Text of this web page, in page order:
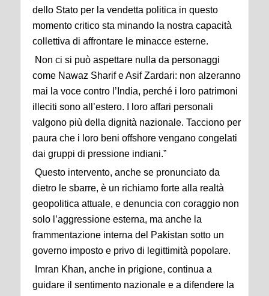
dello Stato per la vendetta politica in questo
momento critico sta minando la nostra capacità
collettiva di affrontare le minacce esterne.
Non ci si può aspettare nulla da personaggi
come Nawaz Sharif e Asif Zardari: non alzeranno
mai la voce contro l’India, perché i loro patrimoni
illeciti sono all’estero. I loro affari personali
valgono più della dignità nazionale. Tacciono per
paura che i loro beni offshore vengano congelati
dai gruppi di pressione indiani.”
Questo intervento, anche se pronunciato da
dietro le sbarre, è un richiamo forte alla realtà
geopolitica attuale, e denuncia con coraggio non
solo l’aggressione esterna, ma anche la
frammentazione interna del Pakistan sotto un
governo imposto e privo di legittimità popolare.
Imran Khan, anche in prigione, continua a
guidare il sentimento nazionale e a difendere la